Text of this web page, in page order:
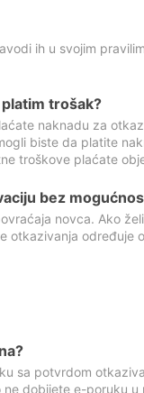
ih u svojim
trošak?
naknadu za
biste da platite
troškove plaćate
bez
novca. Ako
otkazivanja određuje
sa potvrdom
dobijete e-poruku u